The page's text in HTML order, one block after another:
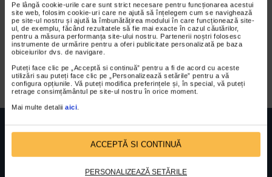
Pe lângă cookie-urile care sunt strict necesare pentru funcționarea acestui
site web, folosim cookie-uri care ne ajută să înțelegem cum se navighează
pe site-ul nostru și ajută la îmbunătățirea modului în care funcționează site-
ul, de exemplu, făcând rezultatele să fie mai exacte în cazul căutărilor,
pentru a măsura performanța site-ului nostru. Partenerii noștri folosesc
instrumente de urmărire pentru a oferi publicitate personalizată pe baza
obiceiurilor dvs. de navigare.
Puteți face clic pe „Acceptă si continuă” pentru a fi de acord cu aceste
utilizări sau puteți face clic pe „Personalizează setările” pentru a vă
configura opțiunile. Vă puteți modifica preferințele și, în special, vă puteți
retrage consimțământul pe site-ul nostru în orice moment.
Mai multe detalii aici
ACCEPTĂ SI CONTINUĂ
PERSONALIZEAZĂ SETĂRILE
Claudiu Victor Gheorghiu la
Art Fest 2020, Nilphamari,
Bangladesh
FUNDATIA FILDAS ARTNr inreg registrul special: 4 PJ/ 29.01.2013